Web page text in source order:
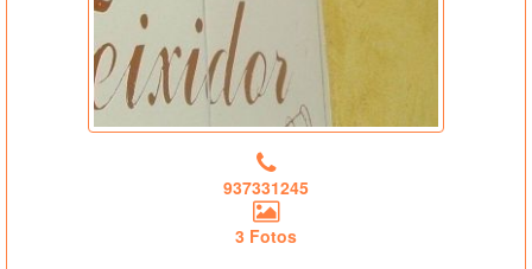
937331245
3 Fotos